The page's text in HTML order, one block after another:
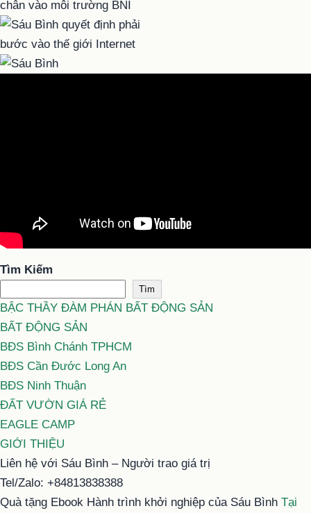
Tìm Kiếm
Tìm
BẬC THẦY ĐÀM PHÁN BẤT ĐỘNG SẢN
BẤT ĐỘNG SẢN
BĐS Bình Chánh TPHCM
BĐS Cần Đước Long An
BĐS Ninh Thuận
ĐẤT VƯỜN GIÁ RẺ
EAGLE CAMP
GIỚI THIỆU
Liên hệ với Sáu Bình – Người trao giá trị
Tel/Zalo: +84813838388
Quà tặng Ebook Hành trình khởi nghiệp của Sáu Bình Tại